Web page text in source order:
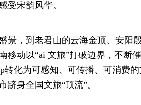
受宋韵风华。
景，到老君山的云海金顶、安阳
移动以“ai 文旅”打破边界，不断
转化为可感知、可传播、可消费
跻身全国文旅“顶流”。